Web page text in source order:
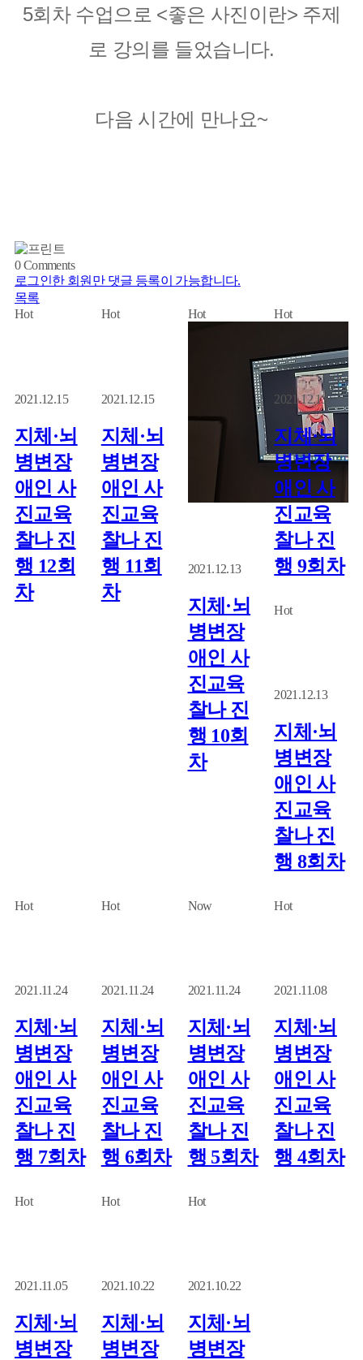
5회차 수업으로 <좋은 사진이란> 주제
로 강의를 들었습니다.
다음 시간에 만나요~
0Comments
로그인한 회원만 댓글 등록이 가능합니다.
목록
Hot
2021.12.15
지체·뇌
병변장
애인 사
진교육
찰나 진
행 12회
차
Hot
2021.12.15
지체·뇌
병변장
애인 사
진교육
찰나 진
행 11회
차
Hot
2021.12.13
지체·뇌
병변장
애인 사
진교육
찰나 진
행 10회
차
Hot
2021.12.13
지체·뇌
병변장
애인 사
진교육
찰나 진
행 9회차
Hot
2021.12.13
지체·뇌
병변장
애인 사
진교육
찰나 진
행 8회차
Hot
2021.11.24
지체·뇌
병변장
애인 사
진교육
찰나 진
행 7회차
Hot
2021.11.24
지체·뇌
병변장
애인 사
진교육
찰나 진
행 6회차
Now
2021.11.24
지체·뇌
병변장
애인 사
진교육
찰나 진
행 5회차
Hot
2021.11.08
지체·뇌
병변장
애인 사
진교육
찰나 진
행 4회차
Hot
2021.11.05
지체·뇌
병변장
Hot
2021.10.22
지체·뇌
병변장
Hot
2021.10.22
지체·뇌
병변장